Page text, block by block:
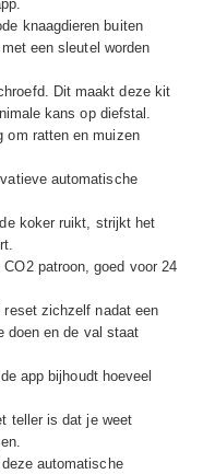
knaagdieren buiten
een sleutel worden
Dit maakt deze kit
kans op diefstal.
om ratten en muizen
automatische
koker ruikt, strijkt het
patroon, goed voor 24
reset zichzelf nadat een
doen en de val staat
app bijhoudt hoeveel
teller is dat je weet
automatische